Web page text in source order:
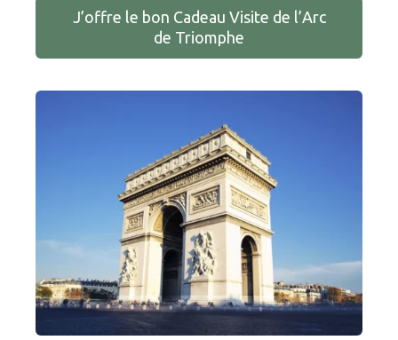
J’offre le bon Cadeau Visite de l’Arc
de Triomphe